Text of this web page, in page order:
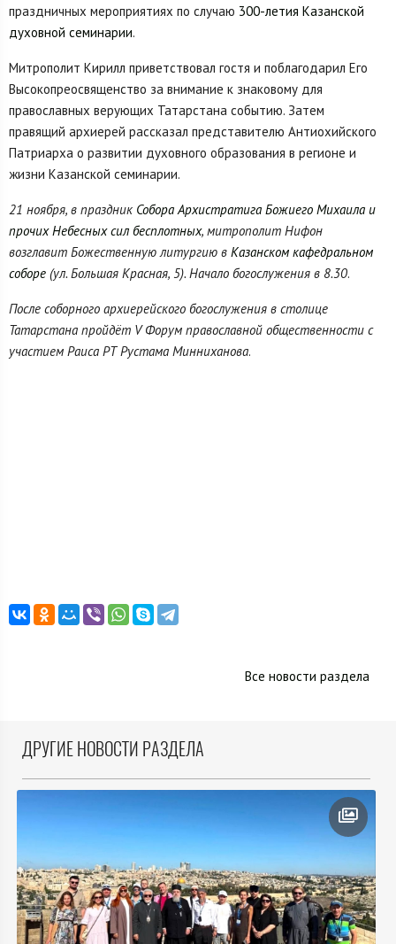
праздничных мероприятиях по случаю 300-летия Казанской
духовной семинарии.
Митрополит Кирилл приветствовал гостя и поблагодарил Его
Высокопреосвященство за внимание к знаковому для
православных верующих Татарстана событию. Затем
правящий архиерей рассказал представителю Антиохийского
Патриарха о развитии духовного образования в регионе и
жизни Казанской семинарии.
21 ноября, в праздник Собора Архистратига Божиего Михаила и
прочих Небесных сил бесплотных, митрополит Нифон
возглавит Божественную литургию в Казанском кафедральном
соборе (ул. Большая Красная, 5). Начало богослужения в 8.30.
После соборного архиерейского богослужения в столице
Татарстана пройдёт V Форум православной общественности с
участием Раиса РТ Рустама Минниханова.
Все новости раздела
ДРУГИЕ НОВОСТИ РАЗДЕЛА